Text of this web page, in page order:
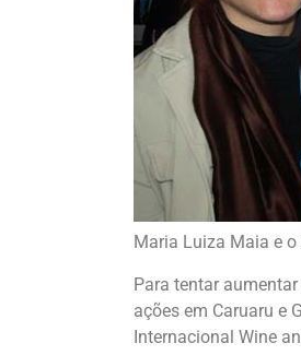
Maria Luiza Maia e
Para tentar
ações em Caruaru e
Internacional Wine